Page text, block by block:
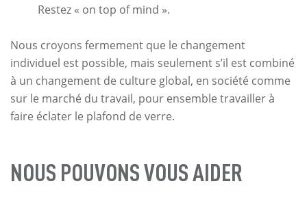
Restez « on top of mind ».
Nous croyons fermement que le changement
individuel est possible, mais seulement s’il est combiné
à un changement de culture global, en société comme
sur le marché du travail, pour ensemble travailler à
faire éclater le plafond de verre.
NOUS POUVONS VOUS AIDER